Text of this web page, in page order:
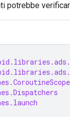
potrebbe